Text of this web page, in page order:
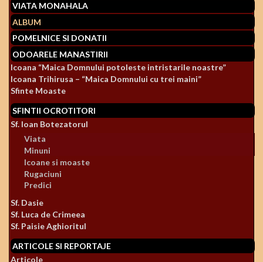
VIATA MONAHALA
ALBUM
POMELNICE SI DONATII
ODOARELE MANASTIRII
Icoana “Maica Domnului potoleste intristarile noastre”
Icoana Trihirusa – “Maica Domnului cu trei maini”
Sfinte Moaste
SFINTII OCROTITORI
Sf. Ioan Botezatorul
Viata
Minuni
Icoane si moaste
Rugaciuni
Predici
Sf. Dasie
Sf. Luca de Crimeea
Sf. Paisie Aghioritul
ARTICOLE SI REPORTAJE
Articole